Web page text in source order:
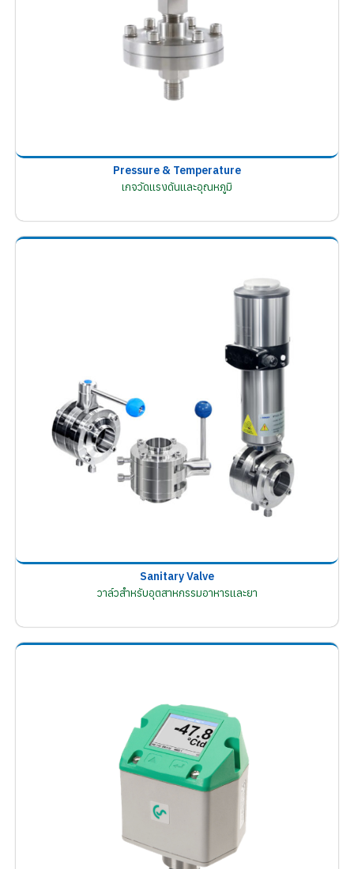
Pressure & Temperature
เกจวัดแรงดันและอุณหภูมิ
Sanitary Valve
วาล์วสำหรับอุตสาหกรรมอาหารและยา